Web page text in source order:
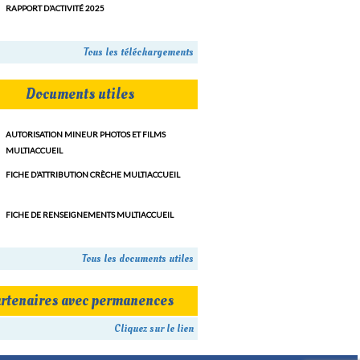
RAPPORT D’ACTIVITÉ 2025
Tous les téléchargements
Documents utiles
AUTORISATION MINEUR PHOTOS ET FILMS
MULTIACCUEIL
FICHE D’ATTRIBUTION CRÈCHE MULTIACCUEIL
FICHE DE RENSEIGNEMENTS MULTIACCUEIL
Tous les documents utiles
avec permanences
Cliquez sur le lien